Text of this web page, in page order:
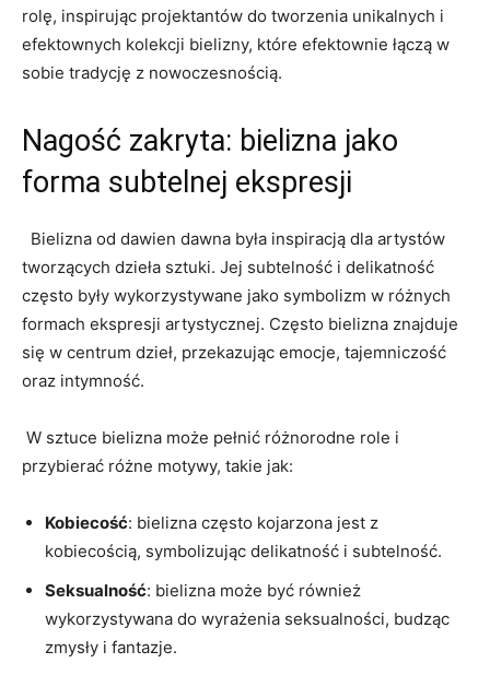
rolę,⁢ inspirując projektantów do⁣ tworzenia unikalnych i
efektownych kolekcji⁤ bielizny, które​ efektownie łączą w​
sobie ‍tradycję z ‍nowoczesnością.
Nagość zakryta:⁢ bielizna jako
forma ​subtelnej ekspresji
​ ⁣ Bielizna⁣ od dawien dawna ‌była inspiracją dla ‍artystów
tworzących‌ dzieła sztuki. Jej subtelność i ‍delikatność
często były​ wykorzystywane‍ jako ‌symbolizm w ‍różnych
‌formach ⁢ekspresji ⁤artystycznej. Często bielizna ‍znajduje
się w ⁣centrum dzieł, przekazując emocje, tajemniczość
oraz ​intymność.
‌ W ​sztuce ⁤bielizna może pełnić różnorodne role i
‌przybierać‌ różne ‌motywy, takie jak:
Kobiecość: ⁢bielizna ‌często kojarzona jest z
kobiecością, symbolizując delikatność i⁢ subtelność.
Seksualność: bielizna może⁣ być ⁣również
wykorzystywana do wyrażenia seksualności, budząc
zmysły i⁢ fantazje.